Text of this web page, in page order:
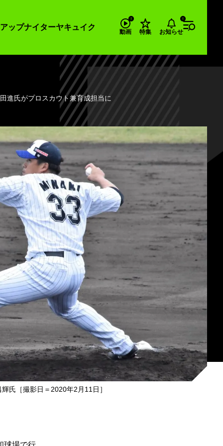
ップナイターヤキュイク
動画 特集 お知らせ
進氏がプロスカウト兼育成担当に
氏［撮影日＝2020年2月11日］